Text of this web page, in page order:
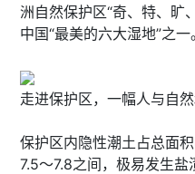
洲自然保护区“奇、特、旷
中国“最美的六大湿地”之一。
走进保护区，一幅人与自
保护区内隐性潮土占总面
7.5～7.8之间，极易发生